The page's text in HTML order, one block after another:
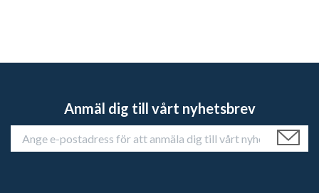
Anmäl dig till vårt nyhetsbrev